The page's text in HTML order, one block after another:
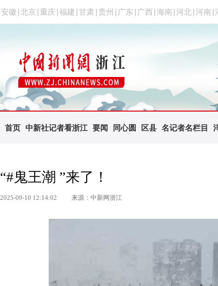
安徽 北京 重庆 福建 甘肃 贵州 广东 广西 海南 河北 河南
首页 中新社记者看浙江 要闻 同心圆 区县 名记者名栏目
“#鬼王潮 ”来了！
2025-09-10 12:14:02 来源：中新网浙江